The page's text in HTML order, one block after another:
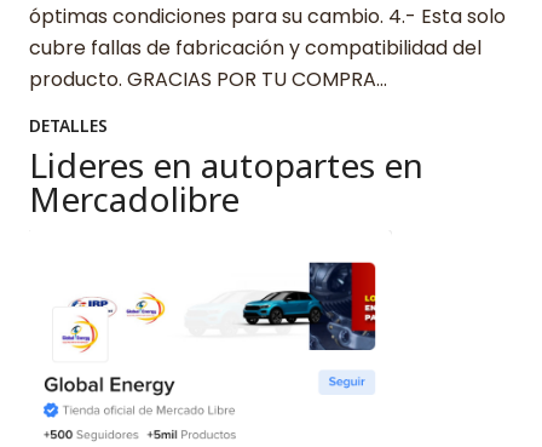
óptimas condiciones para su cambio. 4.- Esta solo
cubre fallas de fabricación y compatibilidad del
producto. GRACIAS POR TU COMPRA…
DETALLES
Lideres en autopartes en
Mercadolibre